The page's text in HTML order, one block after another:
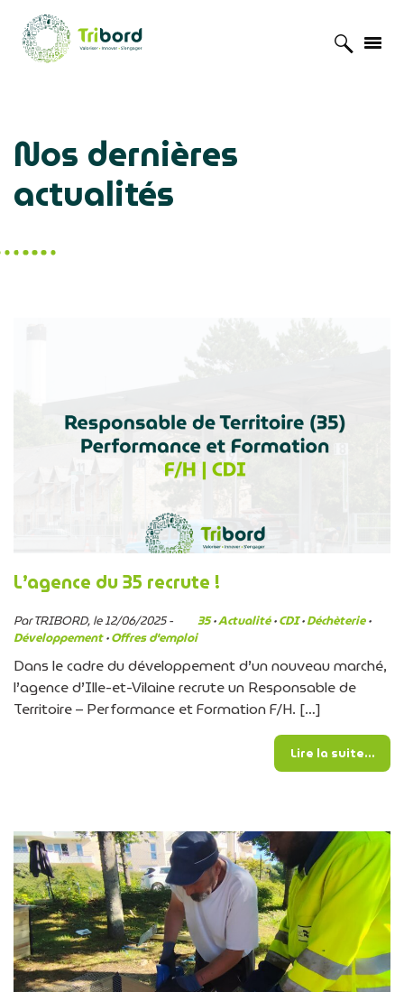
Accueil»
Nos dernières
actualités
L’agence du 35 recrute !
Par TRIBORD, le 12/06/2025 - 35·Actualité·CDI·Déchèterie·
Développement·Offres d'emploi
Dans le cadre du développement d’un nouveau marché,
l’agence d’Ille-et-Vilaine recrute un Responsable de
Territoire – Performance et Formation F/H. […]
Lire la suite…from